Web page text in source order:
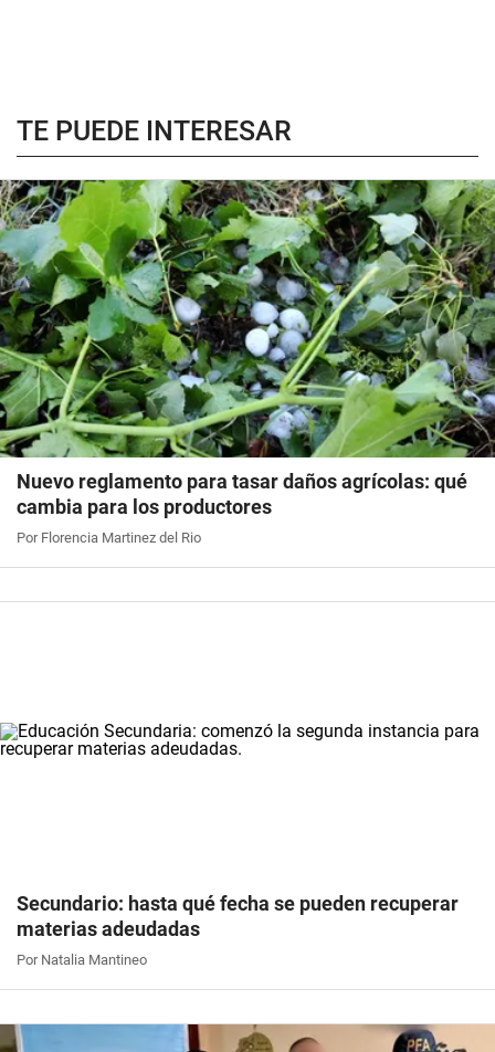
TE PUEDE INTERESAR
Nuevo reglamento para tasar daños agrícolas: qué
cambia para los productores
Por Florencia Martinez del Rio
Secundario: hasta qué fecha se pueden recuperar
materias adeudadas
Por Natalia Mantineo